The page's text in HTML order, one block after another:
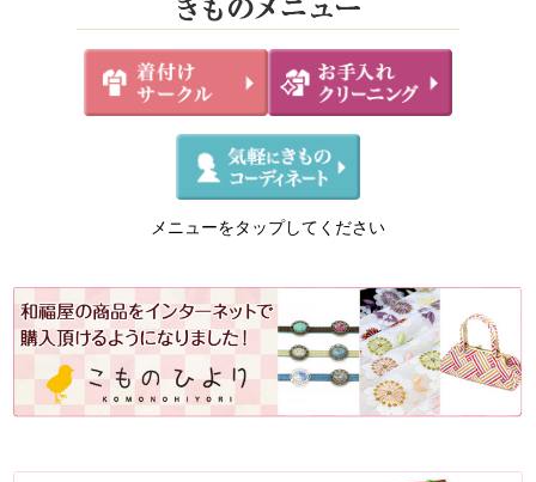
メニューをタップしてください